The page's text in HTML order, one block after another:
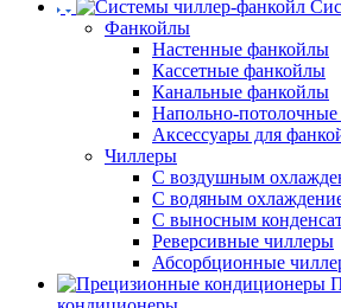
Фанкойлы
Настенные фанкойлы
Кассетные фанкойлы
Канальные фанкойлы
Напольно-
Аксессуары для
Чиллеры
С воздушным
С водяным
С выносным
Реверсивные чиллеры
Абсорбционные